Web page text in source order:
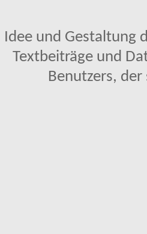
Idee und Gestaltung
Textbeiträge und
Benutzers,